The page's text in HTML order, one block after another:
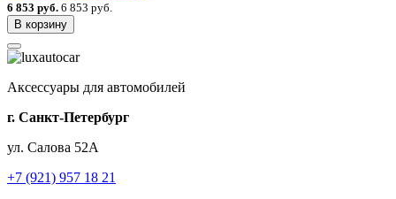
6 853 руб. 6 853 руб.
В корзину
Аксессуары для автомобилей
г. Санкт-Петербург
ул. Салова 52А
+7 (921) 957 18 21